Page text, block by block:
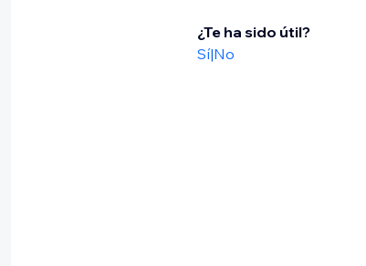
¿Te ha sido útil?
Sí|No